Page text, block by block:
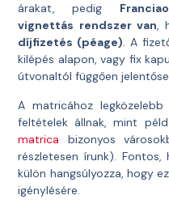
árakat, pedig
vignettás rendszer van,
díjfizetés (péage). A
kilépés alapon, vagy fix
útvonaltól függően
A matricához
feltételek állnak, mint
matrica bizonyos
részletesen írunk).
külön hangsúlyozza, hogy
igénylésére.